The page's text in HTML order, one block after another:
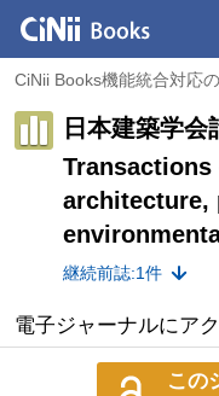
CiNii Books機能統合対応
日本建築学会
architecture,
継続前誌:1件
電子ジャーナルにア
この